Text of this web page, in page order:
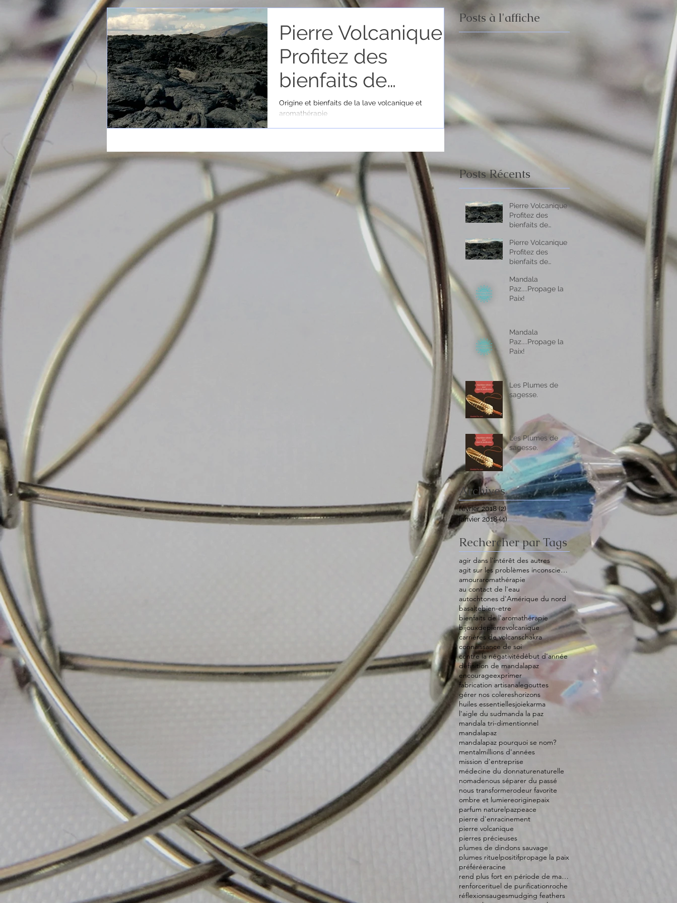
Pierre Volcanique -
Profitez des
bienfaits de
l’aromathérapie
partout ou vous
allez !
Origine et bienfaits de la lave volcanique et
aromathérapie
Posts à l'affiche
Posts Récents
Pierre Volcanique -
Profitez des
bienfaits de
partout ou vous
allez !
Pierre Volcanique -
Profitez des
bienfaits de
partout ou vous
allez !
Mandala
Paz....Propage la
Paix!
Mandala
Paz....Propage la
Paix!
Les Plumes de
sagesse.
Les Plumes de
sagesse.
Archives
février 2018 (2)2 posts
janvier 2018 (4)4 posts
Rechercher par Tags
agir dans l'intérêt des autres
agit sur les problèmes inconscients
amouraromathérapie
au contact de l'eau
autochtones d'Amérique du nord
basaltebien-etre
bienfaits de l'aromathérapie
bijouxdepierrevolcanique
carrières de volcanschakra
connaissance de soi
contre la négativitédébut d'année
définition de mandalapaz
encourageexprimer
fabrication artisanalegouttes
gérer nos colereshorizons
huiles essentiellesjoiekarma
l'aigle du sudmanda la paz
mandala tri-dimentionnel
mandalapaz
mandalapaz pourquoi se nom?
mental millions d'années
mission d'entreprise
médecine du donnaturenaturelle
nomadenous séparer du passé
nous transformerodeur favorite
ombre et lumiereoriginepaix
parfum naturel pazpeace
pierre d'enracinement
pierre volcanique
pierres précieuses
plumes de dindons sauvage
plumes rituel positifpropage la paix
préféréeracine
rend plus fort en période de manque
renforcerituel de purificationroche
réflexionsaugesmudging feathers